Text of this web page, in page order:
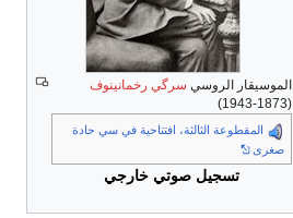
الموسيقار الروسي سرگي رخمانينوف
(1873-1943)
تسجيل صوتي خارجي
المقطوعة الثالثة، افتتاحية في سي حادة
صغرى